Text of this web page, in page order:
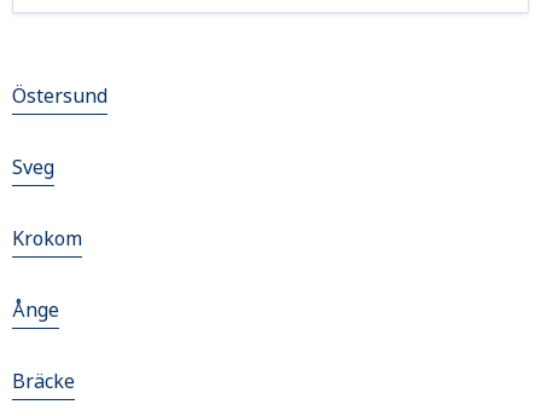
Östersund
Sveg
Krokom
Ånge
Bräcke